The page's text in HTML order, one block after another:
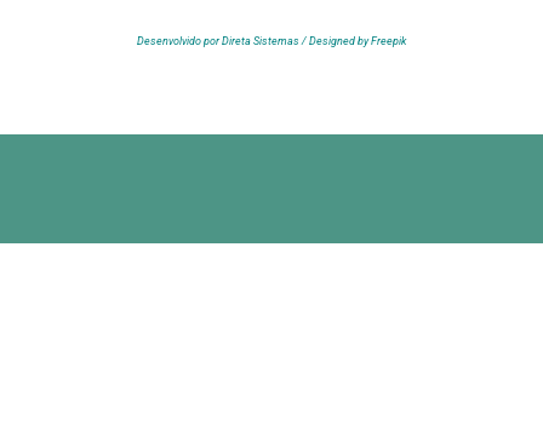
Desenvolvido por Direta Sistemas / Designed by Freepik